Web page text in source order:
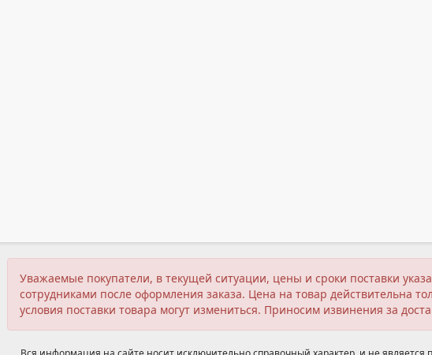
Уважаемые покупатели, в текущей ситуации, цены и сроки поставки
сотрудниками после оформления заказа. Цена на товар действительна
условия поставки товара могут измениться. Приносим извинения за